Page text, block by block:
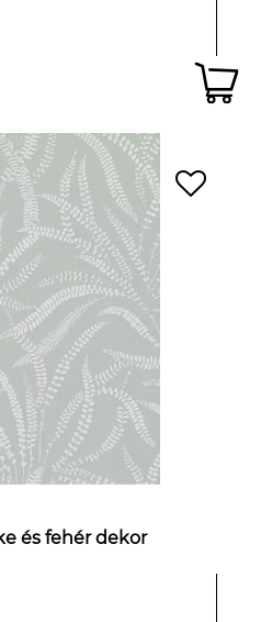
és fehér dekor